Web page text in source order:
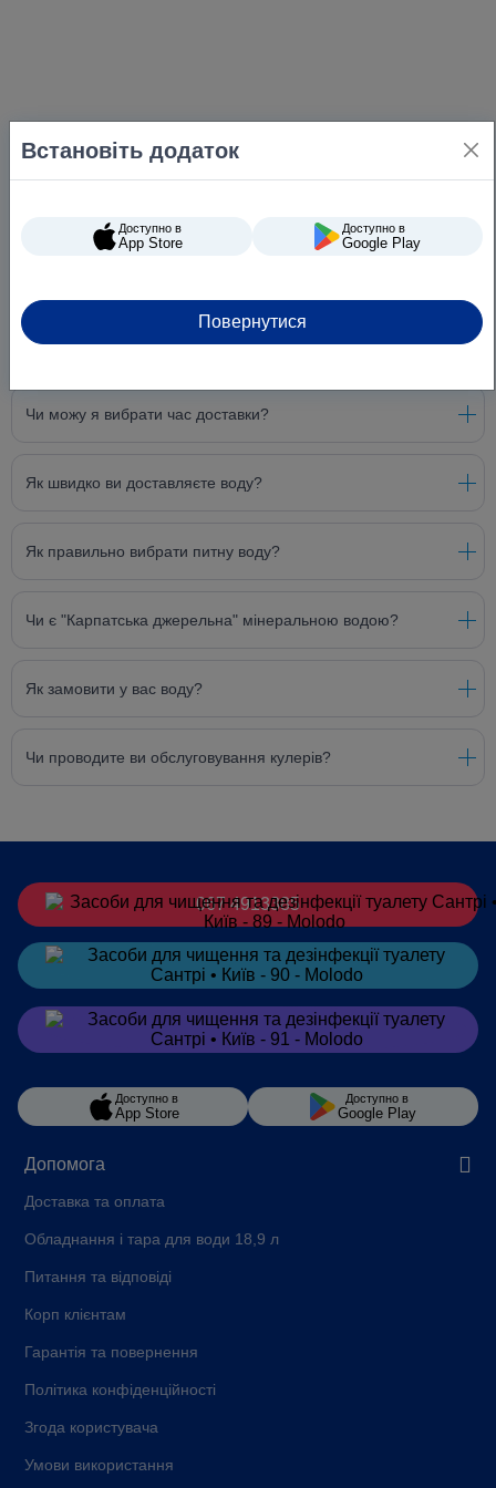
Чи можу я вибрати час доставки?
Як швидко ви доставляєте воду?
Як правильно вибрати питну воду?
Чи є "Карпатська джерельна" мінеральною водою?
Як замовити у вас воду?
Чи проводите ви обслуговування кулерів?
Допомога
Доставка та оплата
Обладнання і тара для води 18,9 л
Питання та відповіді
Корп клієнтам
Гарантія та повернення
Політика конфіденційності
Згода користувача
Умови використання
067 4913385
Замовитив Telegram
Замовити в Viber
Доступно в
App Store
Доступно в
Google Play
Встановіть додаток
Доступно в
App Store
Доступно в
Google Play
Повернутися